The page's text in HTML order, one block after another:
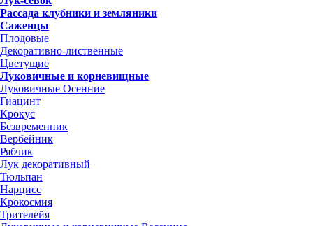
Рассада клубники и земляники
Саженцы
Плодовые
Декоративно-лиственные
Цветущие
Луковичные и корневищные
Луковичные Осенние
Гиацинт
Крокус
Безвременник
Вербейник
Рябчик
Лук декоративный
Тюльпан
Нарцисс
Крокосмия
Трителейя